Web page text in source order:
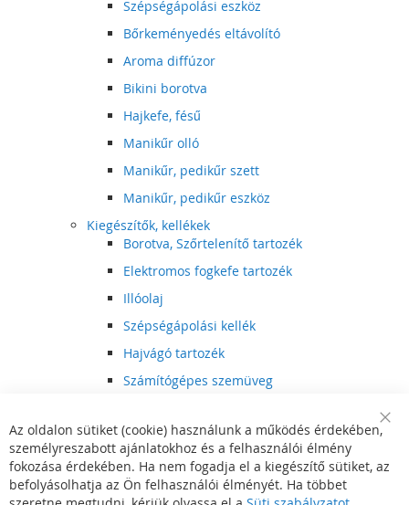
Szépségápolási eszköz
Bőrkeményedés eltávolító
Aroma diffúzor
Bikini borotva
Hajkefe, fésű
Manikűr olló
Manikűr, pedikűr szett
Manikűr, pedikűr eszköz
Kiegészítők, kellékek
Borotva, Szőrtelenítő tartozék
Elektromos fogkefe tartozék
Illóolaj
Szépségápolási kellék
Hajvágó tartozék
Számítógépes szemüveg
Hajvágó kiegészítő
Szórakoztató elektronika
Multimédia
DVD, BluRay lejátszó
Bar
Az oldalon sütiket (cookie) használunk a működés érdekében,
személyreszabott ajánlatokhoz és a felhasználói élmény
fokozása érdekében. Ha nem fogadja el a kiegészítő sütiket, az
befolyásolhatja az Ön felhasználói élményét. Ha többet